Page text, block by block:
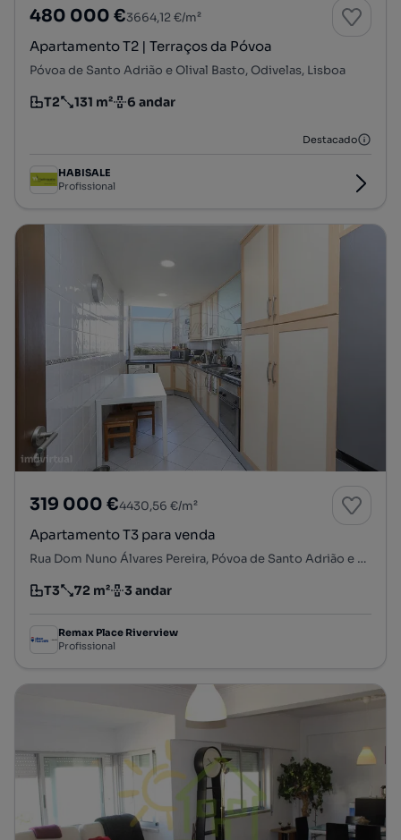
480 000 €3664,12 €/m²
Apartamento T2 | Terraços da Póvoa
Póvoa de Santo Adrião e Olival Basto, Odivelas, Lisboa
Tipologia
T2
Preço por metro quadrado
131 m²
Andar 6 andar
Destacado
HABISALE
Profissional
319 000 €4430,56 €/m²
Apartamento T3 para venda
Rua Dom Nuno Álvares Pereira, Póvoa de Santo Adrião e Olival Basto, Odivelas, Lisboa
Tipologia
T3
Preço por metro quadrado
72 m²
Andar 3 andar
Remax Place Riverview
Profissional